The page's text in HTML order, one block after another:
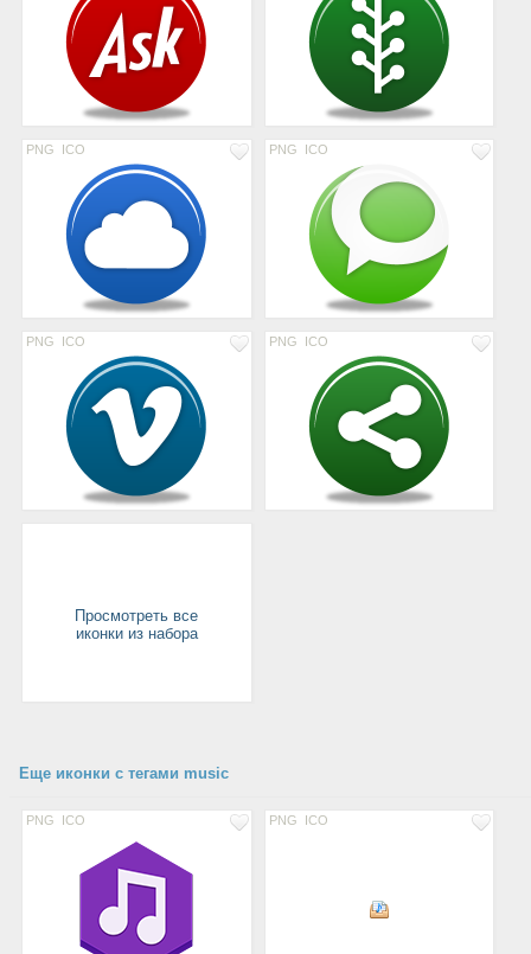
PNG ICO PNG ICO
PNG ICO PNG ICO
Просмотреть все
иконки из набора
Еще иконки с тегами music
PNG ICO PNG ICO